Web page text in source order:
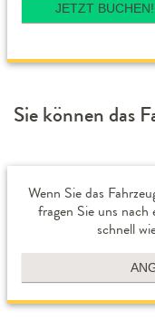
JETZT BUCHEN!
Sie können das
Wenn Sie das
fragen Sie uns
schnell